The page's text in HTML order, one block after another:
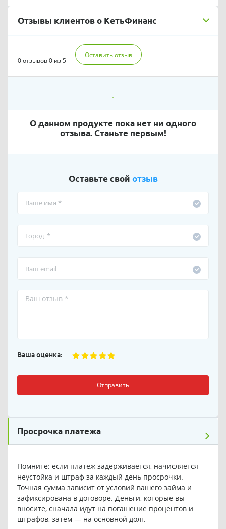
Отзывы клиентов о КетьФинанс
0 отзывов0 из 5
Оставить отзыв
О данном продукте пока нет ни одного
отзыва. Станьте первым!
Оставьте свой отзыв
Ваша оценка:
Отправить
Просрочка платежа
Помните: если платёж задерживается, начисляется
неустойка и штраф за каждый день просрочки.
Точная сумма зависит от условий вашего займа и
зафиксирована в договоре. Деньги, которые вы
вносите, сначала идут на погашение процентов и
штрафов, затем — на основной долг.